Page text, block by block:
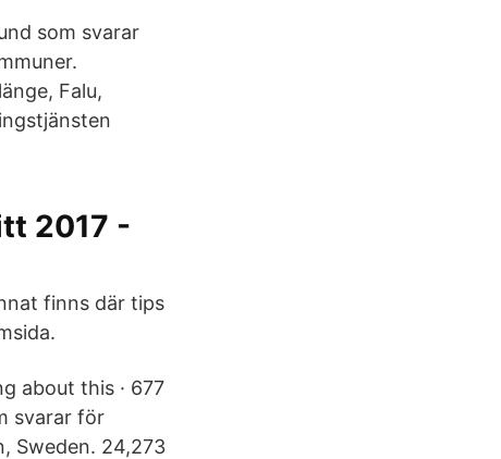
som svarar
Falu,
2017 -
finns där tips
about this · 677
svarar för
Sweden. 24,273